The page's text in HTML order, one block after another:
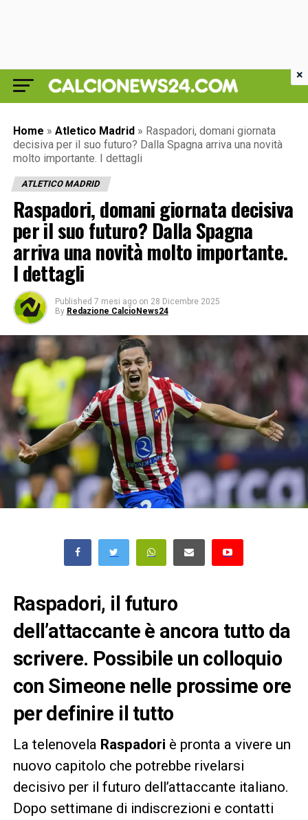
Home » Atletico Madrid » Raspadori, domani giornata
decisiva per il suo futuro? Dalla Spagna arriva una novità
molto importante. I dettagli
ATLETICO MADRID
Raspadori, domani giornata decisiva
per il suo futuro? Dalla Spagna
arriva una novità molto importante.
I dettagli
Published 7 mesi ago on 28 Dicembre 2025
By Redazione CalcioNews24
Raspadori, il futuro
dell’attaccante è ancora tutto da
scrivere. Possibile un colloquio
con Simeone nelle prossime ore
per definire il tutto
La telenovela Raspadori è pronta a vivere un
nuovo capitolo che potrebbe rivelarsi
decisivo per il futuro dell’attaccante italiano.
Dopo settimane di indiscrezioni e contatti
×